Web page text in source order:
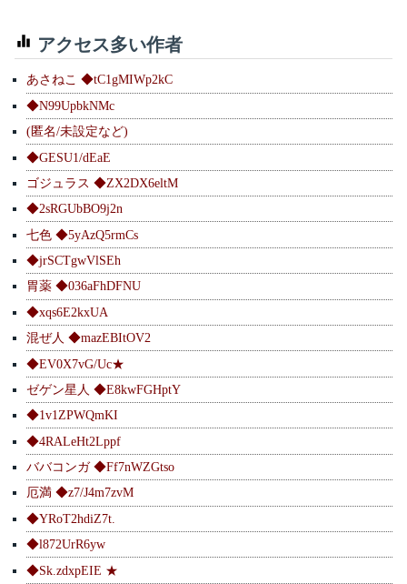
アクセス多い作者
あさねこ ◆tC1gMIWp2kC
◆N99UpbkNMc
(匿名/未設定など)
◆GESU1/dEaE
ゴジュラス ◆ZX2DX6eltM
◆2sRGUbBO9j2n
七色 ◆5yAzQ5rmCs
◆jrSCTgwVlSEh
胃薬 ◆036aFhDFNU
◆xqs6E2kxUA
混ぜ人 ◆mazEBItOV2
◆EV0X7vG/Uc★
ゼゲン星人 ◆E8kwFGHptY
◆1v1ZPWQmKI
◆4RALeHt2Lppf
ババコンガ ◆Ff7nWZGtso
厄満 ◆z7/J4m7zvM
◆YRoT2hdiZ7t.
◆l872UrR6yw
◆Sk.zdxpEIE ★